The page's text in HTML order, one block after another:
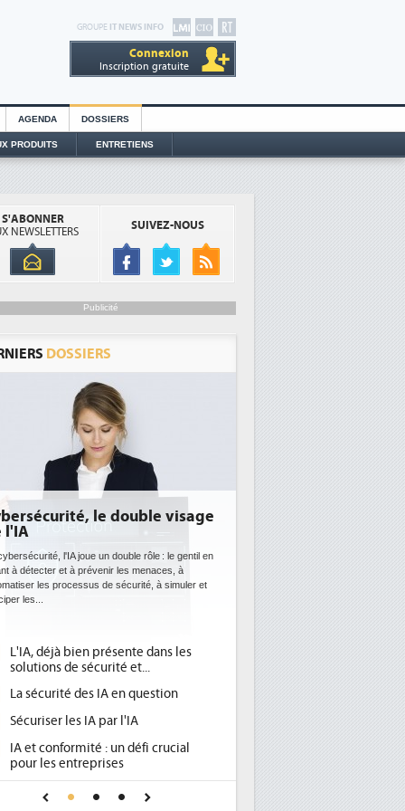
GROUPE IT NEWS INFO
Connexion
Inscription gratuite
AGENDA DOSSIERS
PRODUITS ENTRETIENS
S'ABONNER
NEWSLETTERS
SUIVEZ-NOUS
Publicité
DOSSIERS
l'efficacité énergétique
une obligation pour les
datacenters
datacenters plus durables et plus efficaces, c'est
que recherchent les pouvoirs publics européens
la mise en oeuvre de la nouvelle Directive sur
Qu'est-ce que la DEE (directive
d'efficacité énergétique) ?
DEE, une pression administrative
place pour répondre à...
Phocea DC dans les cordes pour la